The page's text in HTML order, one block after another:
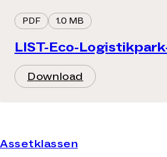
PDF 1.0 MB
LIST-Eco-
Download
Assetklassen